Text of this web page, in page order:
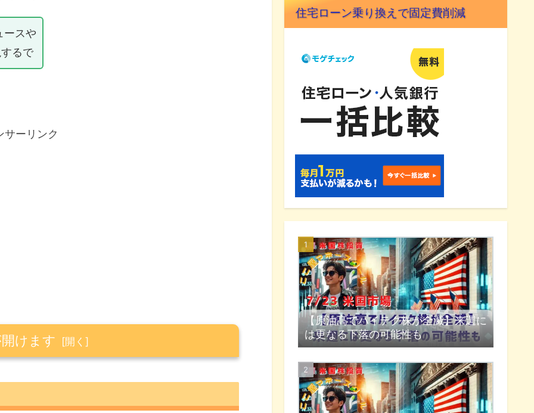
ースや
るで
サーリンク
けます
住宅ローン乗り換えで固定費削減
【原油高でハイテク株が全滅】来週に
は更なる下落の可能性も